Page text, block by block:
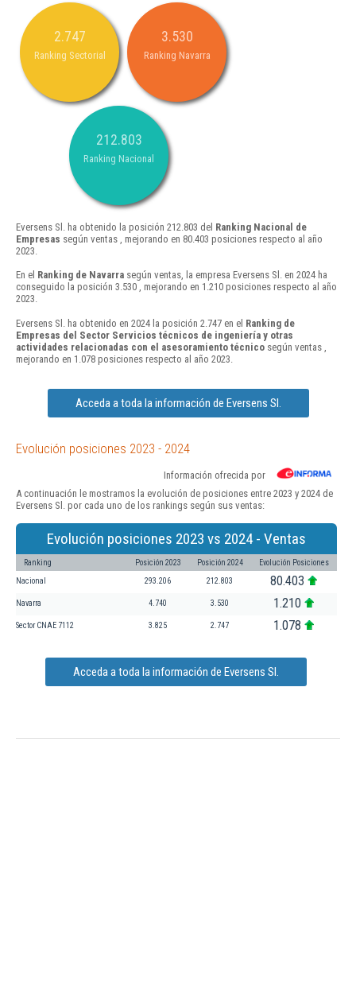
2.747
Ranking Sectorial
3.530
Ranking Navarra
212.803
Ranking Nacional
Eversens Sl. ha obtenido la posición 212.803 del Ranking Nacional de
Empresas según ventas , mejorando en 80.403 posiciones respecto al año
2023.
En el Ranking de Navarra según ventas, la empresa Eversens Sl. en 2024 ha
conseguido la posición 3.530 , mejorando en 1.210 posiciones respecto al año
2023.
Eversens Sl. ha obtenido en 2024 la posición 2.747 en el Ranking de
Empresas del Sector Servicios técnicos de ingeniería y otras
actividades relacionadas con el asesoramiento técnico según ventas ,
mejorando en 1.078 posiciones respecto al año 2023.
Acceda a toda la información de Eversens Sl.
Evolución posiciones 2023 - 2024
Información ofrecida por
A continuación le mostramos la evolución de posiciones entre 2023 y 2024 de
Eversens Sl. por cada uno de los rankings según sus ventas:
Evolución posiciones 2023 vs 2024 - Ventas
Ranking Posición 2023 Posición 2024 Evolución Posiciones
Nacional 293.206 212.803 80.403
Navarra 4.740 3.530 1.210
Sector CNAE 7112 3.825 2.747 1.078
Acceda a toda la información de Eversens Sl.